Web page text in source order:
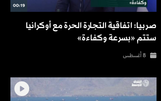
00:19
صربيا: اتفاقية التجارة الحرة مع أوكرانيا
ستتم «بسرعة وكفاءة»
8 أغسطس